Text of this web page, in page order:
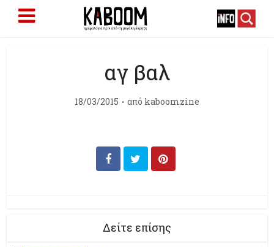
αγ βαλ
18/03/2015 από kaboomzine
Δείτε επίσης